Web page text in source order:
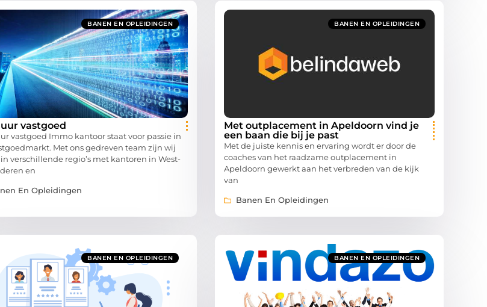
BANEN EN OPLEIDINGEN
vastgoed
vastgoed Immo kantoor staat voor passie in
Met ons gedreven team zijn wij
verschillende regio’s met kantoren in West-
en
En Opleidingen
BANEN EN OPLEIDINGEN
Met outplacement in Apeldoorn vind je
een baan die bij je past
Met de juiste kennis en ervaring wordt er door de
coaches van het raadzame outplacement in
Apeldoorn gewerkt aan het verbreden van de kijk
van
Banen En Opleidingen
BANEN EN OPLEIDINGEN BANEN EN OPLEIDINGEN